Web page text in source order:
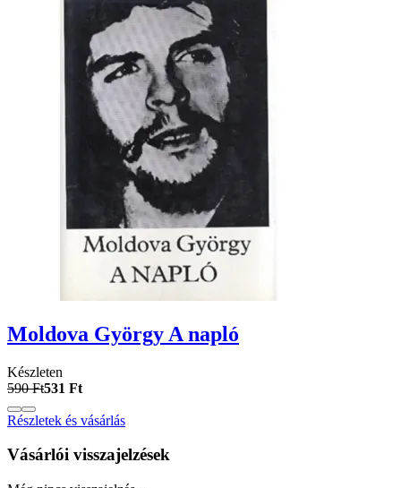
Moldova György A napló
Készleten
590 Ft531 Ft
Részletek és vásárlás
Vásárlói visszajelzések